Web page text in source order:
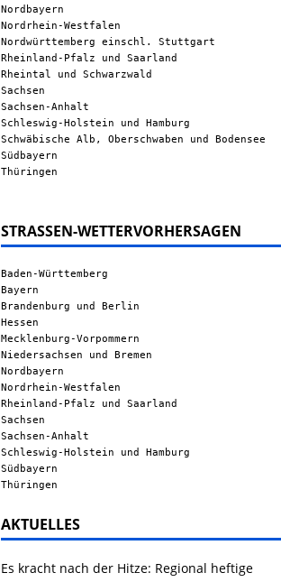
Nordbayern
Nordrhein-Westfalen
Nordwürttemberg einschl. Stuttgart
Rheinland-Pfalz und Saarland
Rheintal und Schwarzwald
Sachsen
Sachsen-Anhalt
Schleswig-Holstein und Hamburg
Schwäbische Alb, Oberschwaben und Bodensee
Südbayern
Thüringen
STRASSEN-WETTERVORHERSAGEN
Baden-Württemberg
Bayern
Brandenburg und Berlin
Hessen
Mecklenburg-Vorpommern
Niedersachsen und Bremen
Nordbayern
Nordrhein-Westfalen
Rheinland-Pfalz und Saarland
Sachsen
Sachsen-Anhalt
Schleswig-Holstein und Hamburg
Südbayern
Thüringen
AKTUELLES
Es kracht nach der Hitze: Regional heftige